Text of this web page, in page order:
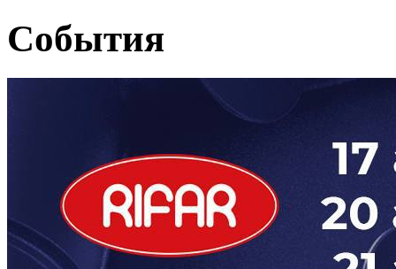
События